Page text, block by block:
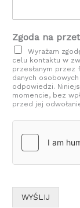
Zgoda na
Wyrażam
celu kontaktu w
przesłanym przez
danych
odpowiedzi.
momencie, bez
przed jej
WYŚLIJ